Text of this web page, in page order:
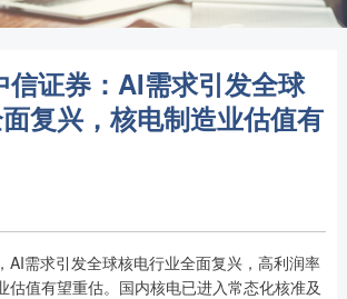
信证券：AI需求引发全球
复兴，核电制造业估值有
AI需求引发全球核电行业全面复兴，高利润率
估值有望重估。国内核电已进入常态化核准及